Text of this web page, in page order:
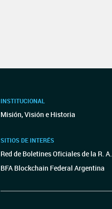
INSTITUCIONAL
Misión, Visión e Historia
SITIOS DE INTERÉS
Red de Boletines Oficiales de la R. A.
BFA Blockchain Federal Argentina